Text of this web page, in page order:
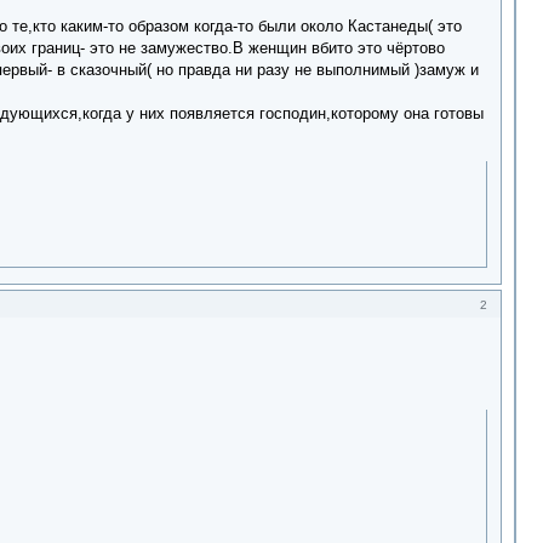
каким-то образом когда-то были около Кастанеды( это
границ- это не замужество.В женщин вбито это чёртово
в сказочный( но правда ни разу не выполнимый )замуж и
у них появляется господин,которому она готовы
2